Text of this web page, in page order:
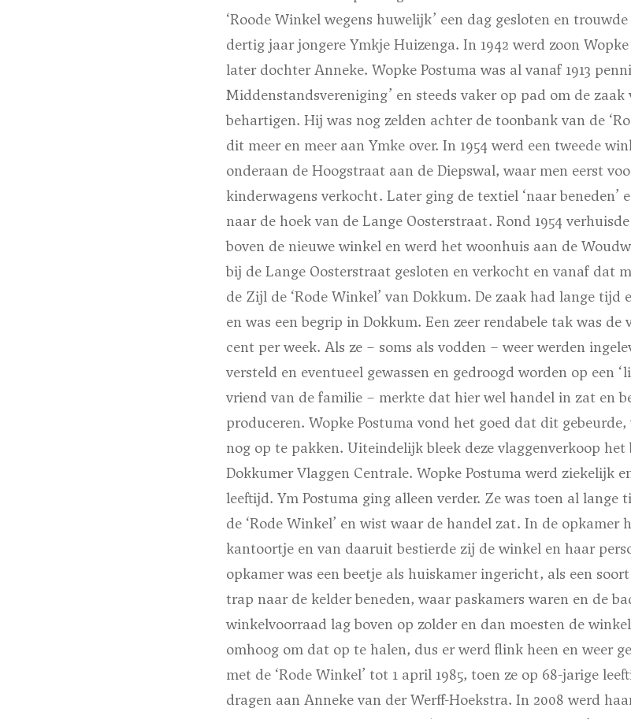
‘Roode Winkel wegens huwelijk’ een dag gesloten en
dertig jaar jongere Ymkje Huizenga. In 1942 werd zoon
later dochter Anneke. Wopke Postuma was al vanaf 1913
Middenstandsvereniging’ en steeds vaker op pad om de
behartigen. Hij was nog zelden achter de toonbank van de
dit meer en meer aan Ymke over. In 1954 werd een tweede
onderaan de Hoogstraat aan de Diepswal, waar men eerst
kinderwagens verkocht. Later ging de textiel ‘naar beneden’
naar de hoek van de Lange Oosterstraat. Rond 1954
boven de nieuwe winkel en werd het woonhuis aan de
bij de Lange Oosterstraat gesloten en verkocht en vanaf dat
de Zijl de ‘Rode Winkel’ van Dokkum. De zaak had lange tijd
en was een begrip in Dokkum. Een zeer rendabele tak was de
cent per week. Als ze – soms als vodden – weer werden
versteld en eventueel gewassen en gedroogd worden op een
vriend van de familie – merkte dat hier wel handel in zat en
produceren. Wopke Postuma vond het goed dat dit
nog op te pakken. Uiteindelijk bleek deze vlaggenverkoop
Dokkumer Vlaggen Centrale. Wopke Postuma werd ziekelijk
leeftijd. Ym Postuma ging alleen verder. Ze was toen al
de ‘Rode Winkel’ en wist waar de handel zat. In de opkamer
kantoortje en van daaruit bestierde zij de winkel en haar
opkamer was een beetje als huiskamer ingericht, als een
trap naar de kelder beneden, waar paskamers waren en de
winkelvoorraad lag boven op zolder en dan moesten de
omhoog om dat op te halen, dus er werd flink heen en weer
met de ‘Rode Winkel’ tot 1 april 1985, toen ze op 68-jarige
dragen aan Anneke van der Werff-Hoekstra. In 2008 werd